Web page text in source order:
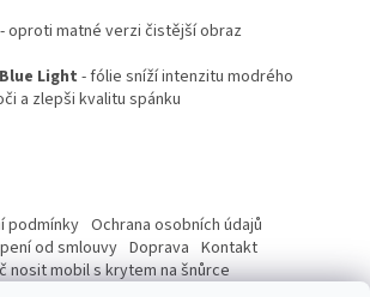
- oproti matné verzi čistější obraz
Light - fólie sníží intenzitu modrého
a zlepši kvalitu spánku
podmínky Ochrana osobních údajů
od smlouvy Doprava Kontakt
nosit mobil s krytem na šnůrce